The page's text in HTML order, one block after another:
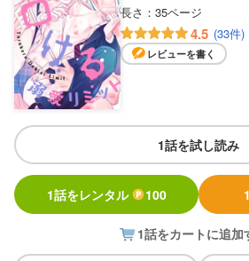
長さ： 35ページ
4.5 (33件)
レビューを書く
1話を試し読み
1話をレンタル 100
1話をカートに追加